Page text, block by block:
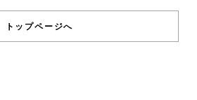
トップページへ